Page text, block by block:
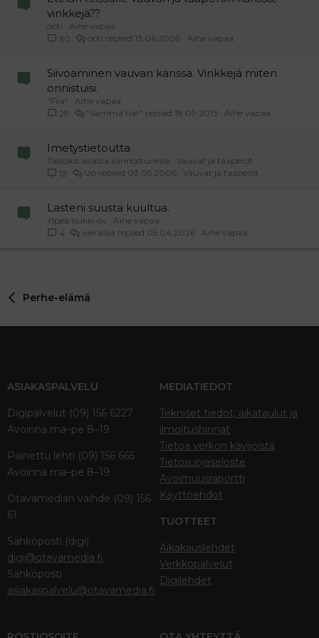
vinkkejä??
ooti
Aihe vapaa
30
Aihe vapaa
13.06.2009
ooti
Siivoaminen vauvan kanssa. Vinkkejä miten
onnistuisi.
"Fiia"
Aihe vapaa
29
Aihe vapaa
18.09.2013
"Samma här"
Imetystietoutta
Tiedoksi asiasta kiinnostuneille Vauvat ja taaperot
12
Vauvat ja taaperot
03.05.2006
Up
Lasteni suusta kuultua.
Ylpeä Isukki ov
Aihe vapaa
4
Aihe vapaa
05.04.2026
vierailija
Perhe-elämä
ASIAKASPALVELU
Digipalvelut (09) 156 6227
Avoinna ma–pe 8–19
Painettu lehti (09) 156 665
Avoinna ma–pe 8–19
Otavamedian vaihde (09) 156
61
Sähköposti (digi)
digi@otavamedia.fi
Sähköposti
asiakaspalvelu@otavamedia.fi
MEDIATIEDOT
Tekniset tiedot, aikataulut ja
ilmoitushinnat
Tietoa verkon kävijöistä
Tietosuojaseloste
Avoimuusraportti
Käyttöehdot
TUOTTEET
Aikakauslehdet
Verkkopalvelut
Digilehdet